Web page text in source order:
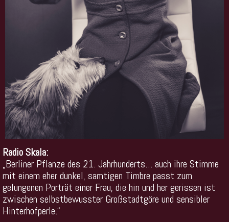
Radio Skala:
„Berliner Pflanze des 21. Jahrhunderts… auch ihre Stimme
mit einem eher dunkel, samtigen Timbre passt zum
gelungenen Porträt einer Frau, die hin und her gerissen ist
zwischen selbstbewusster Großstadtgöre und sensibler
Hinterhofperle.“